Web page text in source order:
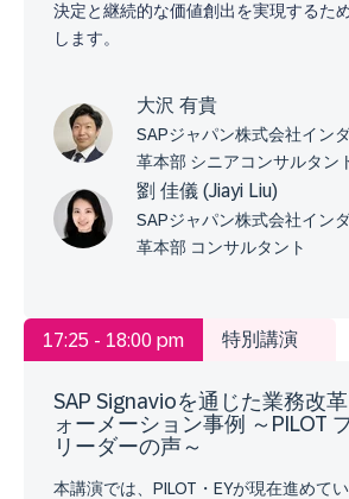
決定と継続的な価値創出を実現するた
します。
大沢 有貴
SAPジャパン株式会社イン
革本部 シニアコンサルタン
劉 佳儀 (Jiayi Liu)
SAPジャパン株式会社イン
革本部 コンサルタント
17:25 - 18:00 pm 特別講演
SAP Signavioを通じた業務改
ォーメーション事例 ～PILOT
リーダーの声～
本講演では、PILOT・EYが現在進めて